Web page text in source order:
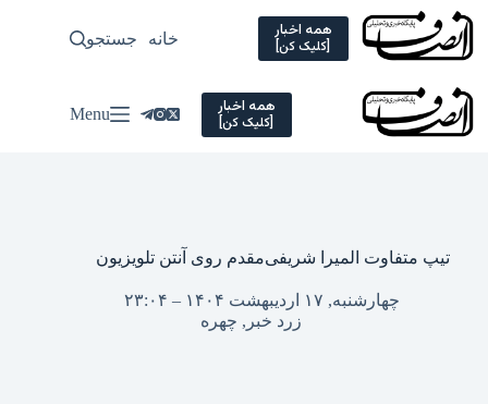
Skip
content
همه اخبار
[کلیک کن] خانه سیاسی
جستجو
همه اخبار
[کلیک کن] Menu
تیپ متفاوت المیرا شریفی‌مقدم روی آنتن تلویزیون
چهارشنبه, ۱۷ اردیبهشت ۱۴۰۴ – ۲۳:۰۴
زرد خبر , چهره